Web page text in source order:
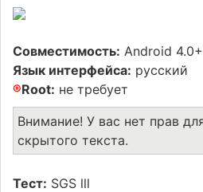
Совместимость: Android 4.0+
Язык интерфейса: русский
®Root: не требует
Внимание! У вас нет прав
скрытого текста.
Тест: SGS lll